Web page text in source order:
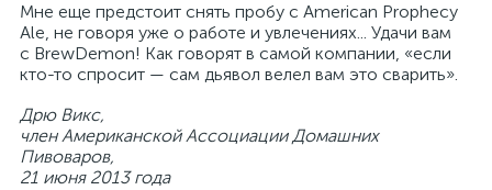
Мне еще предстоит снять пробу с American Prophecy
Ale, не говоря уже о работе и увлечениях... Удачи вам
с BrewDemon! Как говорят в самой компании, «если
кто-то спросит — сам дьявол велел вам это сварить».
Дрю Викс,
член Американской Ассоциации Домашних
Пивоваров,
21 июня 2013 года